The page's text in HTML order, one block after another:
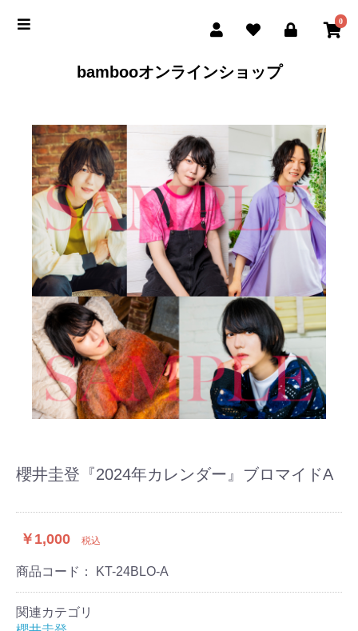
0
bambooオンラインショップ
櫻井圭登『2024年カレンダー』ブロマイドA
￥1,000 税込
商品コード： KT-24BLO-A
関連カテゴリ